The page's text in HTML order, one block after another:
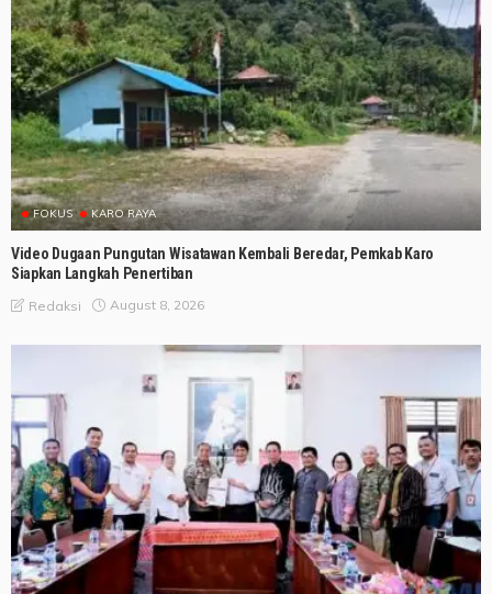
FOKUS KARO RAYA
Video Dugaan Pungutan Wisatawan Kembali Beredar, Pemkab Karo
Siapkan Langkah Penertiban
Redaksi August 8, 2026